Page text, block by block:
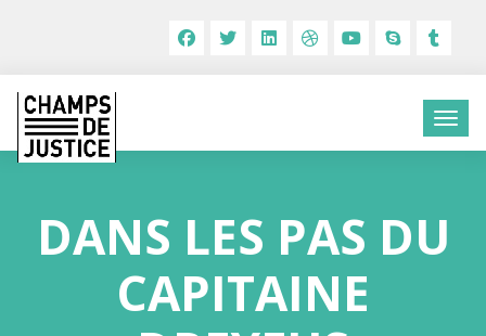
DANS LES PAS DU
CAPITAINE